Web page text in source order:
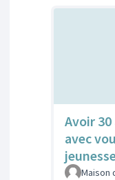
Avoir
avec
Maison